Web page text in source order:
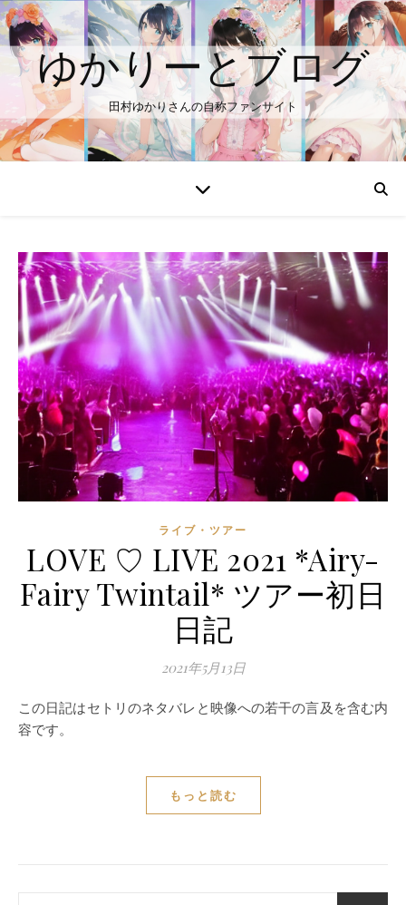
ゆかりーとブログ
田村ゆかりさんの自称ファンサイト
ライブ・ツアー
LOVE ♡ LIVE 2021 *Airy-
Fairy Twintail* ツアー初日
日記
2021年5月13日
この日記はセトリのネタバレと映像への若干の言及を含む内
容です。
もっと読む